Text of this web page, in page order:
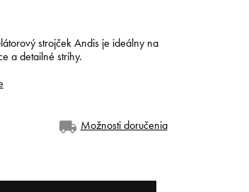
Možnosti doručenia
strojček Andis je ideálny na
a detailné strihy.